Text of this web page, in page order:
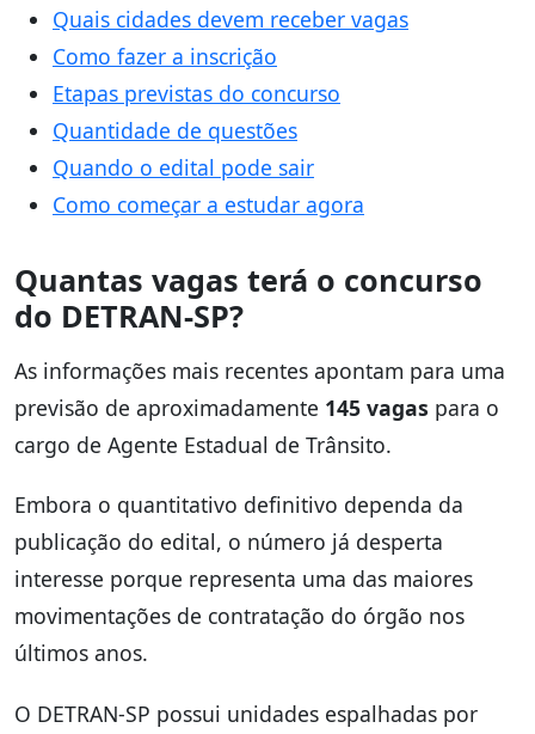
Quais cidades devem receber vagas
Como fazer a inscrição
Etapas previstas do concurso
Quantidade de questões
Quando o edital pode sair
Como começar a estudar agora
Quantas vagas terá o concurso
do DETRAN-SP?
As informações mais recentes apontam para uma
previsão de aproximadamente 145 vagas para o
cargo de Agente Estadual de Trânsito.
Embora o quantitativo definitivo dependa da
publicação do edital, o número já desperta
interesse porque representa uma das maiores
movimentações de contratação do órgão nos
últimos anos.
O DETRAN-SP possui unidades espalhadas por